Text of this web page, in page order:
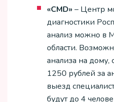
«CMD» – Центр
диагностики
анализ можно в
области.
анализа на дому,
1250 рублей за
выезд
будут до 4